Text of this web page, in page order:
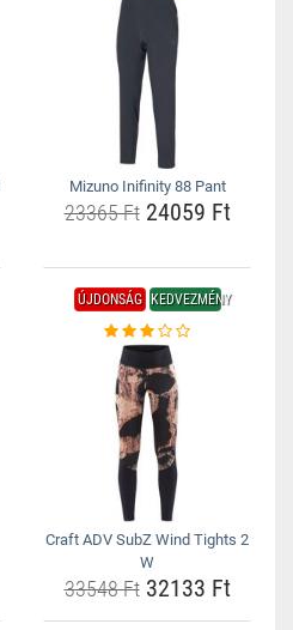
Mizuno Inifinity 88 Pant
23365 Ft24059 Ft
ÚJDONSÁG KEDVEZMÉNY
Craft ADV SubZ Wind Tights 2
W
33548 Ft32133 Ft